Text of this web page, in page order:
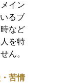
イン
るブ
など
を特
ん。
苦情